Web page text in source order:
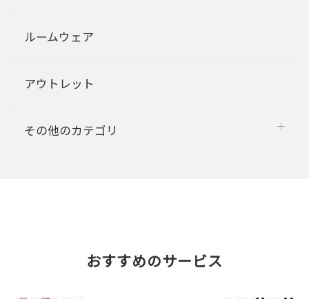
ルームウェア
アウトレット
その他のカテゴリ
おすすめのサービス